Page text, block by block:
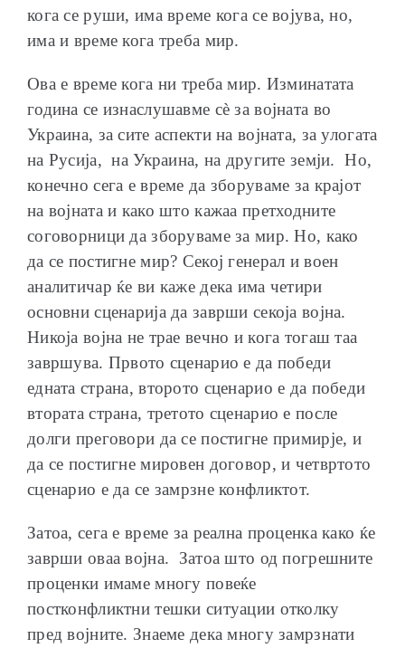
кога се руши, има време кога се војува, но,
има и време кога треба мир.
Ова е време кога ни треба мир. Изминатата
година се изнаслушавме сè за војната во
Украина, за сите аспекти на војната, за улогата
на Русија, на Украина, на другите земји. Но,
конечно сега е време да зборуваме за крајот
на војната и како што кажаа претходните
соговорници да зборуваме за мир. Но, како
да се постигне мир­­? Секој генерал и воен
аналитичар ќе ви каже дека има четири
основни сценарија да заврши секоја војна.
Никоја војна не трае вечно и кога тогаш таа
завршува. Првото сценарио е да победи
едната страна, второто сценарио е да победи
втората страна, третото сценарио е после
долги преговори да се постигне примирје, и
да се постигне мировен договор, и четвртото
сценарио е да се замрзне конфликтот.
Затоа, сега е време за реална проценка како ќе
заврши оваа војна. Затоа што од погрешните
проценки имаме многу повеќе
постконфликтни тешки ситуации отколку
пред војните. Знаеме дека многу замрзнати